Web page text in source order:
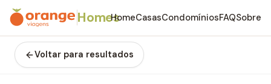
HomesHomeCasasCondomíniosFAQSobre
Voltar para resultados